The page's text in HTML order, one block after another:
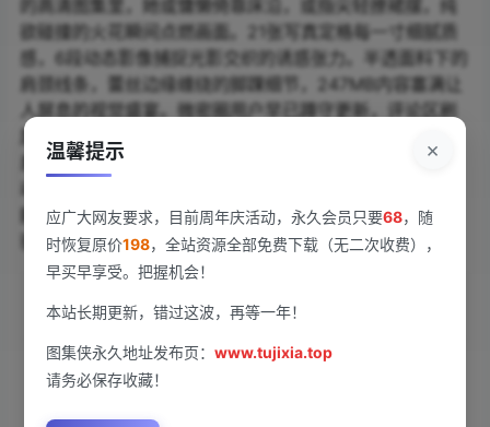
的高清图集里，她或慵懒倚靠床沿，或指尖轻撩裙摆，纯
欲碰撞的火花瞬间点燃画面。21张写真定格每一寸细腻质
感，6段动态影像捕捉光影交织的诱惑张力。半透面料下的
肩颈线条，蕾丝边缘缠绕的脚踝细节，247MB内容塞满让
人屏息的视觉盛宴。微密圈用户早已蹲守更新，评论区刷
屏“姐姐杀我”。黎允熙baby这次大胆尝试青涩与成熟的反
差，薄如蝉翼的绿纱裹住白皙肌肤，蕾丝蝴蝶结在腰际晃
能触到衣料的纹理。点击链接，解锁完整版心跳加速体
验！
下载权限
[微密圈]黎允熙baby – 绿色情趣白色蕾丝[21P6V-
×
温馨提示
应广大网友要求，目前周年庆活动，永久会员只要68，随
时恢复原价198，全站资源全部免费下载（无二次收费），
早买早享受。把握机会！
本站长期更新，错过这波，再等一年！
图集侠永久地址发布页：www.tujixia.top
请务必保存收藏！